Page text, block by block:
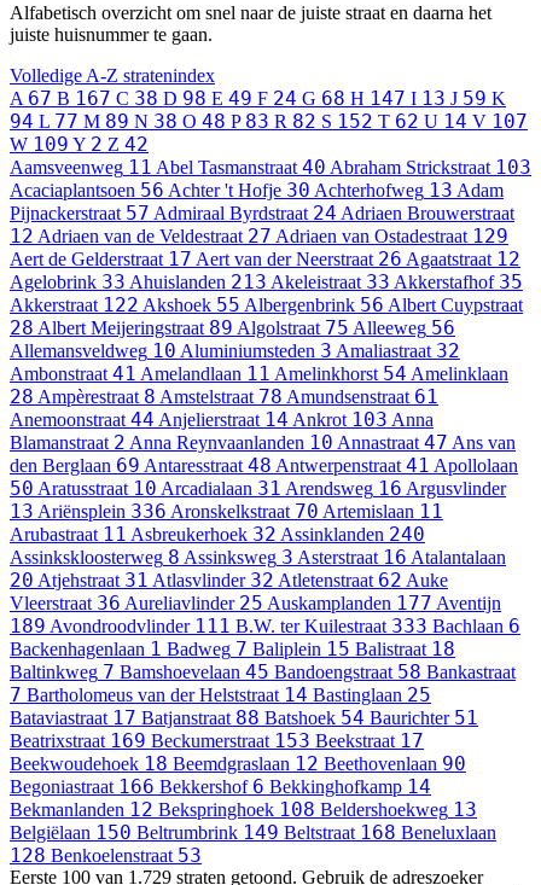
Alfabetisch overzicht om snel naar de juiste straat en daarna het
juiste huisnummer te gaan.
Volledige A-Z stratenindex
A 67 B 167 C 38 D 98 E 49 F 24 G 68 H 147 I 13 J 59 K
94 L 77 M 89 N 38 O 48 P 83 R 82 S 152 T 62 U 14 V 107
W 109 Y 2 Z 42
Aamsveenweg 11 Abel Tasmanstraat 40 Abraham Strickstraat 103
Acaciaplantsoen 56 Achter 't Hofje 30 Achterhofweg 13 Adam
Pijnackerstraat 57 Admiraal Byrdstraat 24 Adriaen Brouwerstraat
12 Adriaen van de Veldestraat 27 Adriaen van Ostadestraat 129
Aert de Gelderstraat 17 Aert van der Neerstraat 26 Agaatstraat 12
Agelobrink 33 Ahuislanden 213 Akeleistraat 33 Akkerstafhof 35
Akkerstraat 122 Akshoek 55 Albergenbrink 56 Albert Cuypstraat
28 Albert Meijeringstraat 89 Algolstraat 75 Alleeweg 56
Allemansveldweg 10 Aluminiumsteden 3 Amaliastraat 32
Ambonstraat 41 Amelandlaan 11 Amelinkhorst 54 Amelinklaan
28 Ampèrestraat 8 Amstelstraat 78 Amundsenstraat 61
Anemoonstraat 44 Anjelierstraat 14 Ankrot 103 Anna
Blamanstraat 2 Anna Reynvaanlanden 10 Annastraat 47 Ans van
den Berglaan 69 Antaresstraat 48 Antwerpenstraat 41 Apollolaan
50 Aratusstraat 10 Arcadialaan 31 Arendsweg 16 Argusvlinder
13 Ariënsplein 336 Aronskelkstraat 70 Artemislaan 11
Arubastraat 11 Asbreukerhoek 32 Assinklanden 240
Assinkskloosterweg 8 Assinksweg 3 Asterstraat 16 Atalantalaan
20 Atjehstraat 31 Atlasvlinder 32 Atletenstraat 62 Auke
Vleerstraat 36 Aureliavlinder 25 Auskamplanden 177 Aventijn
189 Avondroodvlinder 111 B.W. ter Kuilestraat 333 Bachlaan 6
Backenhagenlaan 1 Badweg 7 Baliplein 15 Balistraat 18
Baltinkweg 7 Bamshoevelaan 45 Bandoengstraat 58 Bankastraat
7 Bartholomeus van der Helststraat 14 Bastinglaan 25
Bataviastraat 17 Batjanstraat 88 Batshoek 54 Baurichter 51
Beatrixstraat 169 Beckumerstraat 153 Beekstraat 17
Beekwoudehoek 18 Beemdgraslaan 12 Beethovenlaan 90
Begoniastraat 166 Bekkershof 6 Bekkinghofkamp 14
Bekmanlanden 12 Bekspringhoek 108 Beldershoekweg 13
Belgiëlaan 150 Beltrumbrink 149 Beltstraat 168 Beneluxlaan
128 Benkoelenstraat 53
Eerste 100 van 1.729 straten getoond. Gebruik de adreszoeker